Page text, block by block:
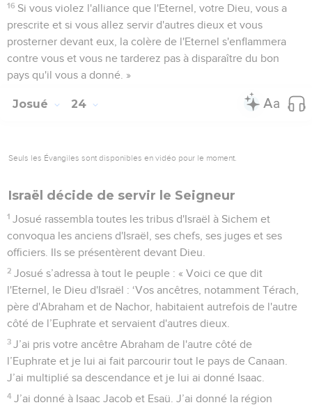
16 Si vous violez l'alliance que l'Eternel, votre Dieu, vous a
prescrite et si vous allez servir d'autres dieux et vous
prosterner devant eux, la colère de l'Eternel s'enflammera
contre vous et vous ne tarderez pas à disparaître du bon
pays qu'il vous a donné. »
Josué 24
Seuls les Évangiles sont disponibles en vidéo pour le moment.
Israël décide de servir le Seigneur
1 Josué rassembla toutes les tribus d'Israël à Sichem et
convoqua les anciens d'Israël, ses chefs, ses juges et ses
officiers. Ils se présentèrent devant Dieu.
2 Josué s’adressa à tout le peuple : « Voici ce que dit
l'Eternel, le Dieu d'Israël : ‘Vos ancêtres, notamment Térach,
père d'Abraham et de Nachor, habitaient autrefois de l'autre
côté de l’Euphrate et servaient d'autres dieux.
3 J’ai pris votre ancêtre Abraham de l'autre côté de
l’Euphrate et je lui ai fait parcourir tout le pays de Canaan.
J’ai multiplié sa descendance et je lui ai donné Isaac.
4 J’ai donné à Isaac Jacob et Esaü. J’ai donné la région